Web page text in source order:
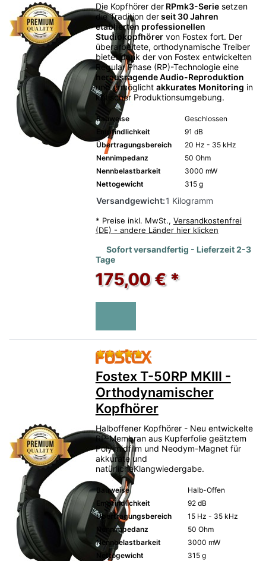
Die Kopfhörer derRPmk3-Seriesetzen
die Tradition derseit 30 Jahren
etablierten professionellen
Studiokopfhörervon Fostex fort. Der
überarbeitete, orthodynamische Treiber
bietet dank der von Fostex entwickelten
Regular Phase (RP)-Technologie eine
herausragende Audio-Reproduktion
und ermöglicht akkurates Monitoring in
kritischer Produktionsumgebung.
Bauweise
Geschlossen
Empfindlichkeit
91 dB
Übertragungsbereich
20 Hz - 35 kHz
Nennimpedanz
50 Ohm
Nennbelastbarkeit
3000 mW
Nettogewicht
315 g
Versandgewicht:1 Kilogramm
* Preise inkl. MwSt., Versandkostenfrei
(DE) - andere Länder hier klicken
Sofort versandfertig - Lieferzeit 2-3
Tage
175,00 € *
Bewertung: 5 von 5
Fostex T-50RP MKIII -
Orthodynamischer
Kopfhörer
Halboffener Kopfhörer - Neu entwickelte
RP-Membran aus Kupferfolie geätztem
Polyimidfilm und Neodym-Magnet für
akkurate und
natürlicheKlangwiedergabe.
Bauweise
Halb-Offen
Empfindlichkeit
92 dB
Übertragungsbereich
15 Hz - 35 kHz
Nennimpedanz
50 Ohm
Nennbelastbarkeit
3000 mW
Nettogewicht
315 g